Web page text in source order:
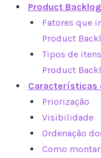
Product
Fatores que
Product
Tipos de
Product
Características
Priorização
Visibilidade
Ordenação
Como